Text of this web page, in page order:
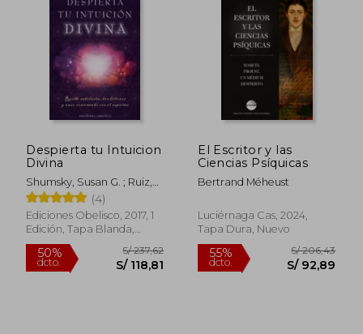
Despierta tu Intuicion
Divina
Shumsky, Susan G. ; Ruiz,
Juan Carlos
(4)
Ediciones Obelisco, 2017, 1
Edición, Tapa Blanda,
Nuevo
El Escritor y las
Ciencias Psíquicas
Bertrand Méheust
Luciérnaga Cas, 2024,
Tapa Dura, Nuevo